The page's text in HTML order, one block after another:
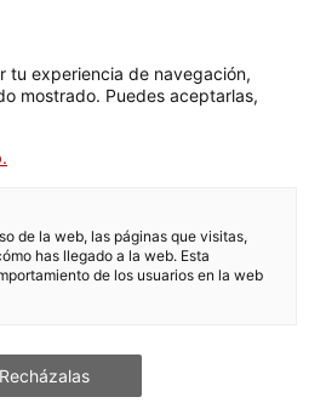
tu experiencia de navegación,
mostrado. Puedes aceptarlas,
de la web, las páginas que visitas,
has llegado a la web. Esta
de los usuarios en la web
Recházalas